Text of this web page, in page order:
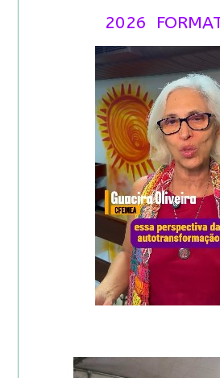
2026